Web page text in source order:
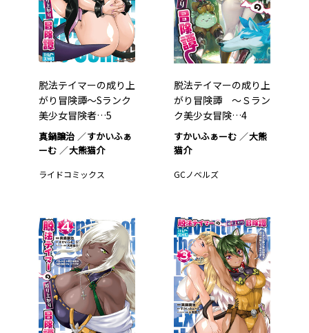
脱法テイマーの成り上
がり冒険譚～Sランク
美少女冒険者…5
真鍋譲治
すかいふぁ
ーむ
大熊猫介
ライドコミックス
脱法テイマーの成り上
がり冒険譚 ～Ｓラン
ク美少女冒険…4
すかいふぁーむ
大熊
猫介
GCノベルズ